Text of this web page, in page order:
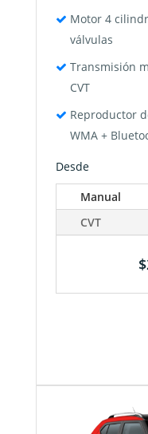
Motor 4
válvulas
Transmisión
CVT
Reproductor
WMA +
Desde
Manual
CVT